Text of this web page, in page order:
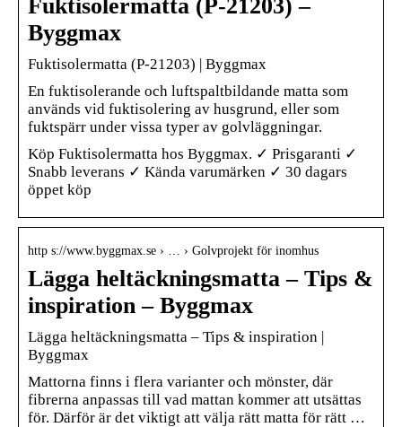
Fuktisolermatta (P-21203) –
Byggmax
Fuktisolermatta (P-21203) | Byggmax
En fuktisolerande och luftspaltbildande matta som
används vid fuktisolering av husgrund, eller som
fuktspärr under vissa typer av golvläggningar.
Köp Fuktisolermatta hos Byggmax. ✓ Prisgaranti ✓
Snabb leverans ✓ Kända varumärken ✓ 30 dagars
öppet köp
http s://www.byggmax.se › … › Golvprojekt för inomhus
Lägga heltäckningsmatta – Tips &
inspiration – Byggmax
Lägga heltäckningsmatta – Tips & inspiration |
Byggmax
Mattorna finns i flera varianter och mönster, där
fibrerna anpassas till vad mattan kommer att utsättas
för. Därför är det viktigt att välja rätt matta för rätt …